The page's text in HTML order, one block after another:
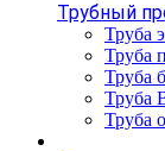
Трубный
Труба
Труба
Труба
Труба
Труба